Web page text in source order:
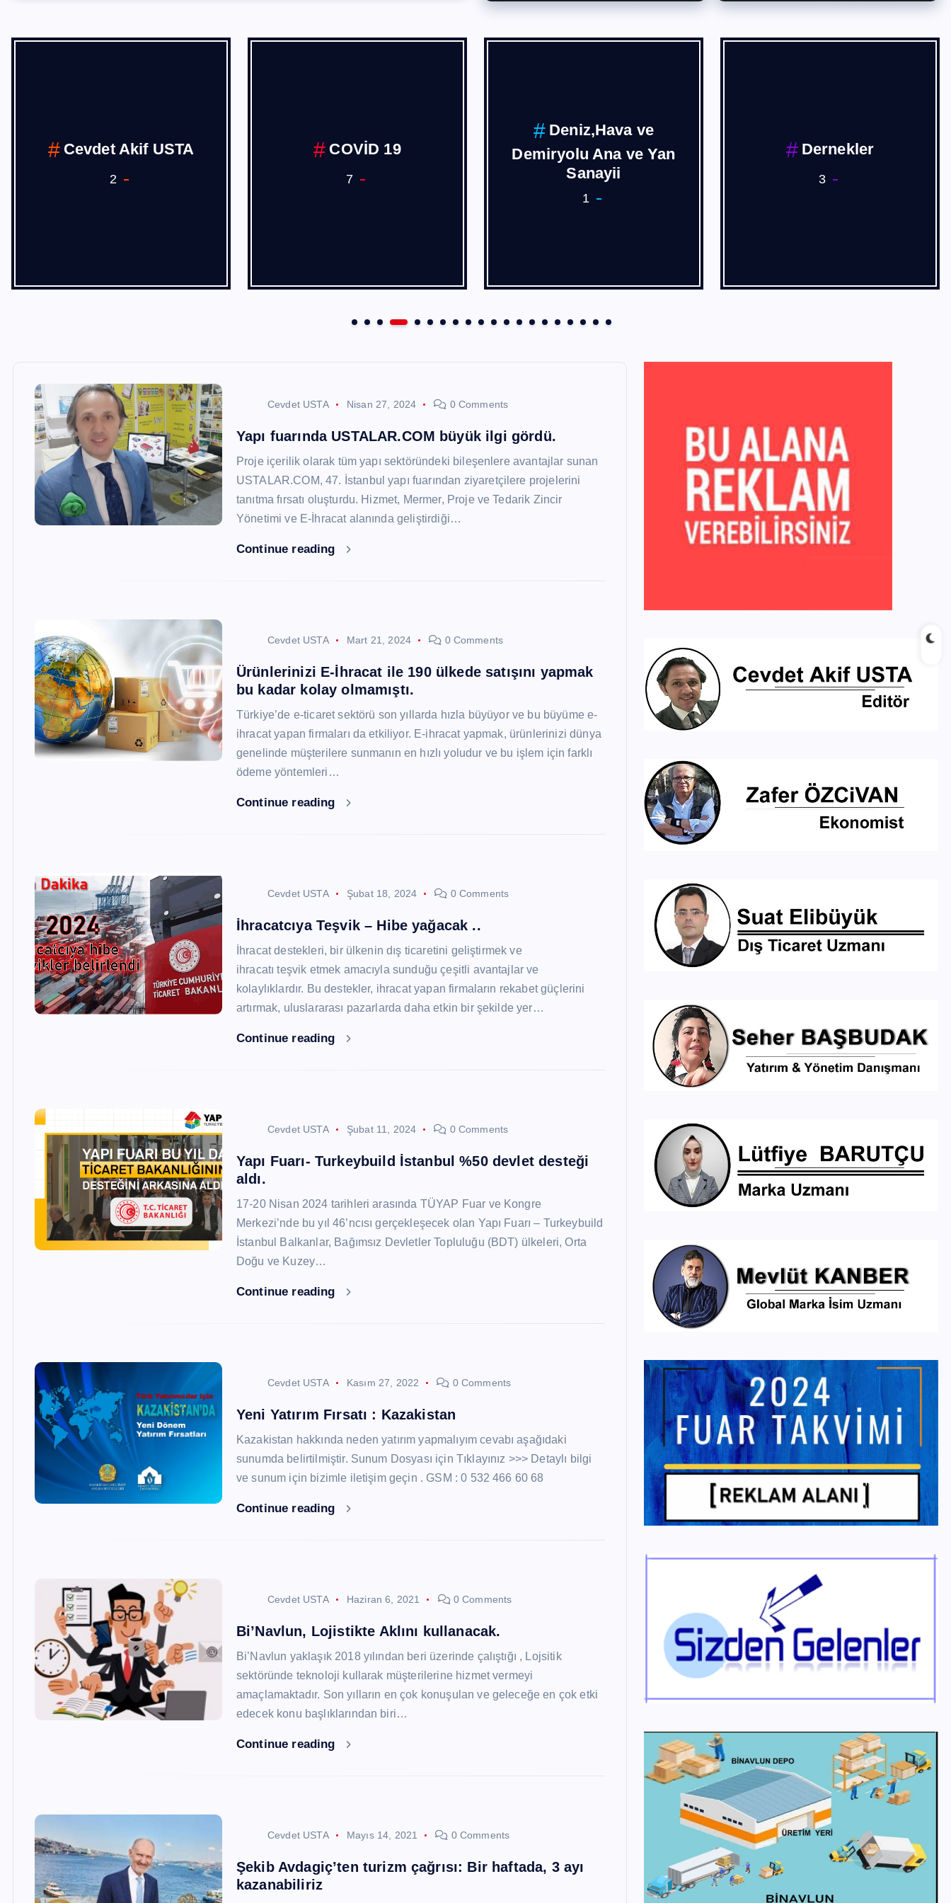
Cevdet Akif USTA
2
COVİD 19
7
Deniz,Hava ve
Demiryolu Ana ve Yan
Sanayii
1
Dernekler
3
Cevdet USTA Nisan 27, 2024 0 Comments
Yapı fuarında USTALAR.COM büyük ilgi gördü.
Proje içerilik olarak tüm yapı sektöründeki bileşenlere avantajlar sunan
USTALAR.COM, 47. İstanbul yapı fuarından ziyaretçilere projelerini
tanıtma fırsatı oluşturdu. Hizmet, Mermer, Proje ve Tedarik Zincir
Yönetimi ve E-İhracat alanında geliştirdiği…
Continue reading
Cevdet USTA Mart 21, 2024 0 Comments
Ürünlerinizi E-İhracat ile 190 ülkede satışını yapmak
bu kadar kolay olmamıştı.
Türkiye’de e-ticaret sektörü son yıllarda hızla büyüyor ve bu büyüme e-
ihracat yapan firmaları da etkiliyor. E-ihracat yapmak, ürünlerinizi dünya
genelinde müşterilere sunmanın en hızlı yoludur ve bu işlem için farklı
ödeme yöntemleri…
Continue reading
Cevdet USTA Şubat 18, 2024 0 Comments
İhracatcıya Teşvik – Hibe yağacak ..
İhracat destekleri, bir ülkenin dış ticaretini geliştirmek ve
ihracatı teşvik etmek amacıyla sunduğu çeşitli avantajlar ve
kolaylıklardır. Bu destekler, ihracat yapan firmaların rekabet güçlerini
artırmak, uluslararası pazarlarda daha etkin bir şekilde yer…
Continue reading
Cevdet USTA Şubat 11, 2024 0 Comments
Yapı Fuarı- Turkeybuild İstanbul %50 devlet desteği
aldı.
17-20 Nisan 2024 tarihleri arasında TÜYAP Fuar ve Kongre
Merkezi’nde bu yıl 46’ncısı gerçekleşecek olan Yapı Fuarı – Turkeybuild
İstanbul Balkanlar, Bağımsız Devletler Topluluğu (BDT) ülkeleri, Orta
Doğu ve Kuzey…
Continue reading
Cevdet USTA Kasım 27, 2022 0 Comments
Yeni Yatırım Fırsatı : Kazakistan
Kazakistan hakkında neden yatırım yapmalıyım cevabı aşağıdaki
sunumda belirtilmiştir. Sunum Dosyası için Tıklayınız >>> Detaylı bilgi
ve sunum için bizimle iletişim geçin . GSM : 0 532 466 60 68
Continue reading
Cevdet USTA Haziran 6, 2021 0 Comments
Bi’Navlun, Lojistikte Aklını kullanacak.
Bi’Navlun yaklaşık 2018 yılından beri üzerinde çalıştığı , Lojsitik
sektöründe teknoloji kullarak müşterilerine hizmet vermeyi
amaçlamaktadır. Son yılların en çok konuşulan ve geleceğe en çok etki
edecek konu başlıklarından biri…
Continue reading
Cevdet USTA Mayıs 14, 2021 0 Comments
Şekib Avdagiç’ten turizm çağrısı: Bir haftada, 3 ayı
kazanabiliriz